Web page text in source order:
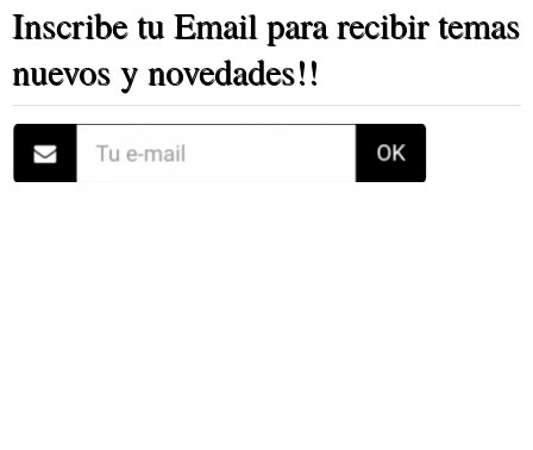
Inscribe tu Email para recibir temas
nuevos y novedades!!